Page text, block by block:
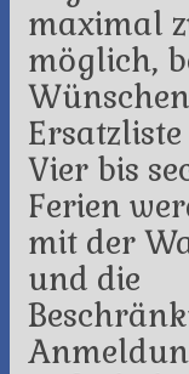
maximal
möglich,
Vier bis
Ferien
mit der
und die